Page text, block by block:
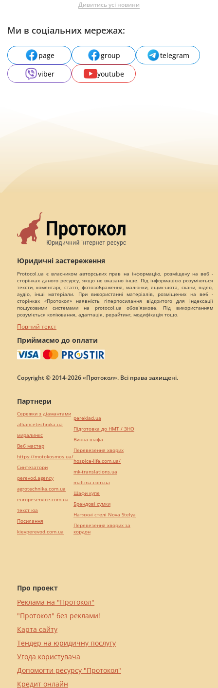
Дивитись усі новини
Ми в соціальних мережах:
page group
telegram
viber
youtube
Юридичні застереження
Protocol.ua є власником авторських прав на інформацію, розміщену на веб -
сторінках даного ресурсу, якщо не вказано інше. Під інформацією розуміються
тексти, коментарі, статті, фотозображення, малюнки, ящик-шота, скани, відео,
аудіо, інші матеріали. При використанні матеріалів, розміщених на веб -
сторінках «Протокол» наявність гіперпосилання відкритого для індексації
пошуковими системами на protocol.ua обов`язкове. Під використанням
розуміється копіювання, адаптація, рерайтинг, модифікація тощо.
Повний текст
Приймаємо до оплати
Copyright © 2014-2026 «Протокол». Всі права захищені.
Про проект
Реклама на "Протокол"
"Протокол" без реклами!
Карта сайту
Тендер на юридичну послугу
Угода користувача
Допомогти ресурсу "Протокол"
Кредит онлайн
Партнери
Сережки з діамантами
alliancetechnika.ua
миралинкс
Веб мастер
https://motokosmos.ua/
Синтезатори
perevod.agency
agrotechnika.com.ua
europeservice.com.ua
текст юа
Посилання
kievperevod.com.ua
pereklad.ua
Підготовка до НМТ / ЗНО
Винна шафа
Перевезення хворих
hospice-life.com.ua/
mk-translations.ua
maltina.com.ua
Шафи купе
Брендові сумки
Натяжні стелі Nova Stelya
Перевезення хворих за
кордон